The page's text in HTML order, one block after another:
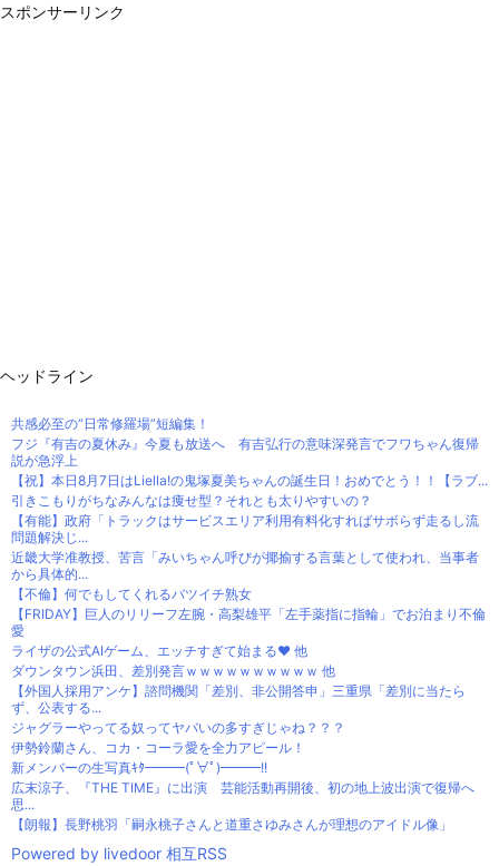
スポンサーリンク
ヘッドライン
共感必至の“日常修羅場”短編集！
フジ『有吉の夏休み』今夏も放送へ 有吉弘行の意味深発言でフワちゃん復帰
説が急浮上
【祝】本日8月7日はLiella!の鬼塚夏美ちゃんの誕生日！おめでとう！！【ラブ...
引きこもりがちなみんなは痩せ型？それとも太りやすいの？
【有能】政府「トラックはサービスエリア利用有料化すればサボらず走るし流
問題解決じ...
近畿大学准教授、苦言「みいちゃん呼びが揶揄する言葉として使われ、当事者
から具体的...
【不倫】何でもしてくれるバツイチ熟女
【FRIDAY】巨人のリリーフ左腕・高梨雄平「左手薬指に指輪」でお泊まり不倫
愛
ライザの公式AIゲーム、エッチすぎて始まる♥ 他
ダウンタウン浜田、差別発言ｗｗｗｗｗｗｗｗｗｗ 他
【外国人採用アンケ】諮問機関「差別、非公開答申」三重県「差別に当たら
ず、公表する...
ジャグラーやってる奴ってヤバいの多すぎじゃね？？？
伊勢鈴蘭さん、コカ・コーラ愛を全力アピール！
新メンバーの生写真ｷﾀ━━━(ﾟ∀ﾟ)━━━!!
広末涼子、『THE TIME』に出演 芸能活動再開後、初の地上波出演で復帰へ
思...
【朗報】長野桃羽「嗣永桃子さんと道重さゆみさんが理想のアイドル像」
Powered by livedoor 相互RSS